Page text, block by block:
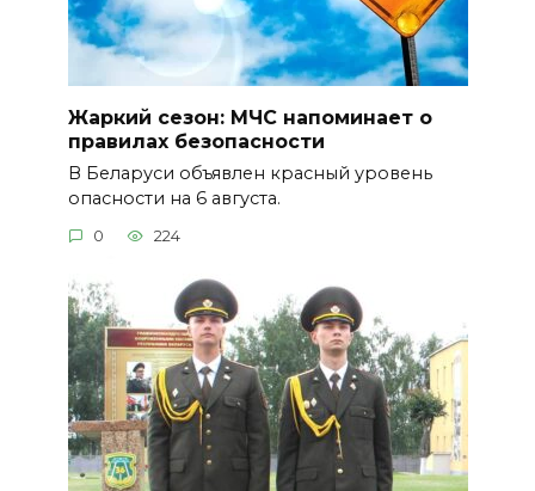
Жаркий сезон: МЧС напоминает о
правилах безопасности
В Беларуси объявлен красный уровень
опасности на 6 августа.
0 224